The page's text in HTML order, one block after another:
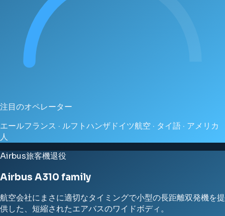
注目のオペレーター
エールフランス · ルフトハンザドイツ航空 · タイ語 · アメリカ
人
Airbus旅客機退役
Airbus A310 family
航空会社にまさに適切なタイミングで小型の長距離双発機を提
供した、短縮されたエアバスのワイドボディ。